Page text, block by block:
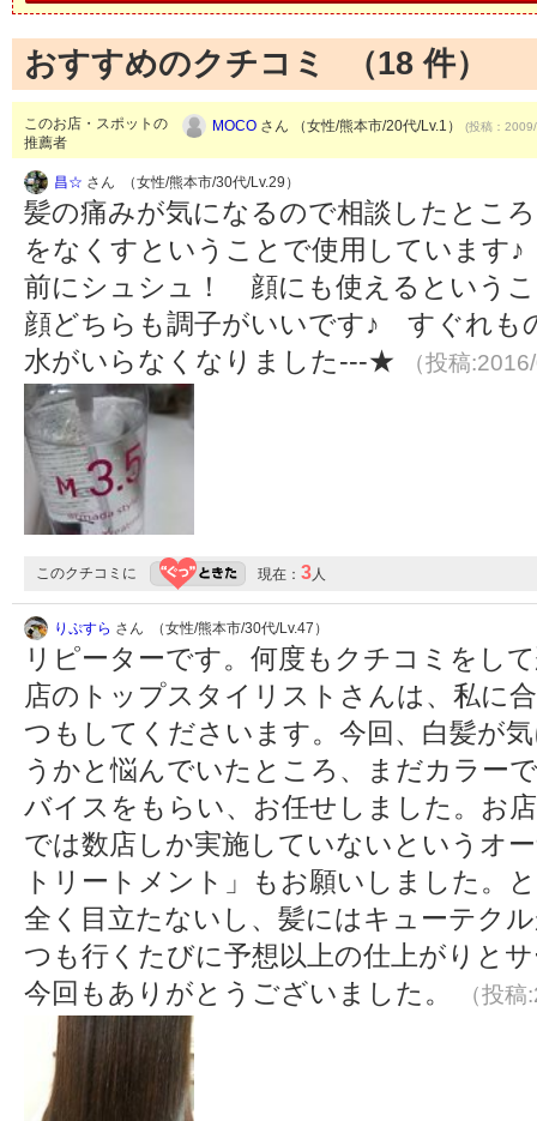
おすすめのクチコミ （18 件）
このお店・スポットの
推薦者
MOCO さん （女性/熊本市/20代/Lv.1） (投稿：
昌☆ さん （女性/熊本市/30代/Lv.29）
髪の痛みが気になるので相談したとこ
をなくすということで使用しています
前にシュシュ！ 顔にも使えるという
顔どちらも調子がいいです♪ すぐれ
水がいらなくなりました---★
（投稿
このクチコミに 現在： 3人
りぷすら さん （女性/熊本市/30代/Lv.47）
リピーターです。何度もクチコミをし
店のトップスタイリストさんは、私に
つもしてくださいます。今回、白髪が
うかと悩んでいたところ、まだカラー
バイスをもらい、お任せしました。お
では数店しか実施していないというオ
トリートメント」もお願いしました。
全く目立たないし、髪にはキューテク
つも行くたびに予想以上の仕上がりと
今回もありがとうございました。
（投